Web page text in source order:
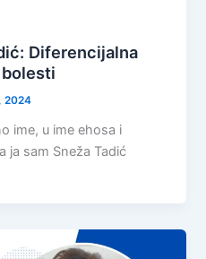
Diferencijalna
2024
ime, u ime ehosa i
ja sam Sneža Tadić